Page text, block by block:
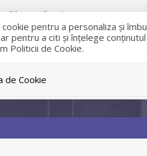
pentru a personaliza și
pentru a citi și înțelege
Politicii de Cookie.
de Cookie